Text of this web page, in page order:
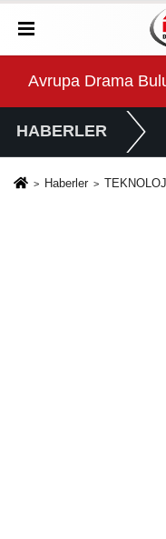
İzmir Yurttaş
HABERLER
Haberler TEKNOLOJİ